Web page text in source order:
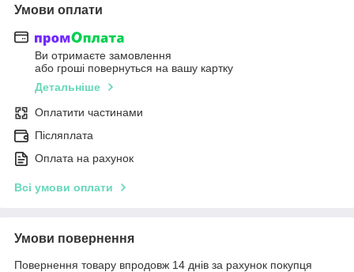
Умови оплати
Ви отримаєте замовлення
або гроші повернуться на вашу картку
Детальніше
Оплатити частинами
Післяплата
Оплата на рахунок
Всі умови оплати
Умови повернення
Повернення товару впродовж 14 днів за рахунок покупця